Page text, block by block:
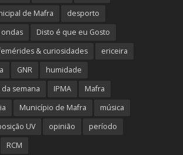
de Mafra
desporto
Disto é que eu Gosto
& curiosidades
ericeira
GNR
humidade
semana
IPMA
Mafra
Município de Mafra
música
UV
opinião
período
RCM